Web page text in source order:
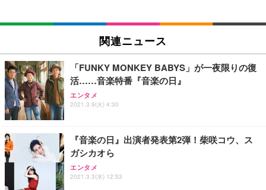
SIHOO B100 オフィスチェア／デスクチェア メッシ
ュチェア 人間工学 疲れない ブラック
￥27,999
Sezlife オフィスチェア デスクチェア 疲れない テレ
ワーク チェア 強化バックレスト 30度ロッキング機
能 人間工学 椅子 腰サポート 90度跳ね上げ式アーム
務用 おしゃれ パソコンチェア (ブラック)
Sezlife オフィスチェア デスクチェア 疲れない テレ
ワーク チェア 強化バックレスト 30度ロッキング機
能 人間工学 椅子 腰サポート 90度跳ね上げ式アーム
EIZO ビジネス向けプレミアムモニター | FlexScan
￥109,572
【純正品】27"ゲーミングモニター DualSense 充電
フック付き（CFI-ZDM1J）
【整備済み品】Dell E2724HS 27インチ 液晶モニタ
ー フルHD（1920×1080）VA 非光沢 HDMI/DisplayP
ort/VGA スピーカー内蔵 高さ調整 スイベル VESA対
Amazonベーシック ペットシーツ 厚型 ワイド 42枚
x2袋(84枚) ホワイト(吸収面:ライトブルー)
￥3,234
ネオ・ルーライフ ネオ・オムツ L 中型犬用 26枚入
り 単品
Smart Basic(スマートベーシック) 【Amazon.co.jp
限定】 Smart Basic アイリスオーヤマ ペットシーツ
超厚型 お徳用 ワイド 100枚入 (x 1) (ケース販売)
関連ニュース
「FUNKY MONKEY BABYS」が一夜限りの復
活……音楽特番『音楽の日』
エンタメ
2021.3.9(火) 4:30
『音楽の日』出演者発表第2弾！柴咲コウ、ス
ガシカオら
エンタメ
2021.3.3(水) 12:53